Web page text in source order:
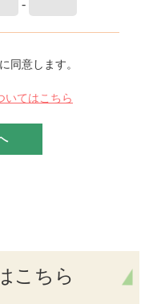
-
同意します。
いてはこちら
こちら